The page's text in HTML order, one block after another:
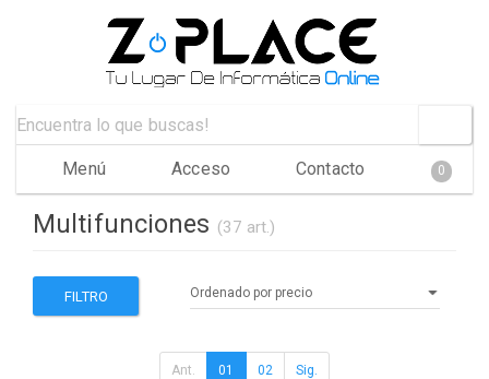
Menú Acceso Contacto 0
Multifunciones (37 art.)
FILTRO
Ant. 01 02 Sig.